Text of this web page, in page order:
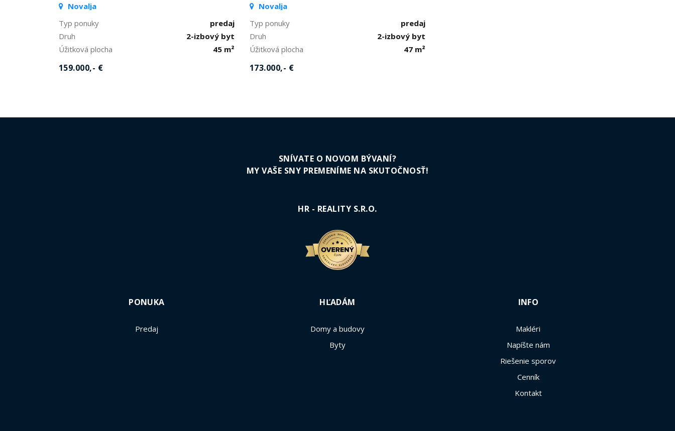
Novalja
Typ ponuky
predaj
Druh
2-izbový byt
Úžitková plocha
45 m²
159.000,- €
Novalja
Typ ponuky
predaj
Druh
2-izbový byt
Úžitková plocha
47 m²
173.000,- €
SNÍVATE O NOVOM BÝVANÍ?
MY VAŠE SNY PREMENÍME NA SKUTOČNOSŤ!
HR - REALITY S.R.O.
PONUKA
Predaj
HĽADÁM
Domy a budovy
Byty
INFO
Makléri
Napíšte nám
Riešenie sporov
Cenník
Kontakt